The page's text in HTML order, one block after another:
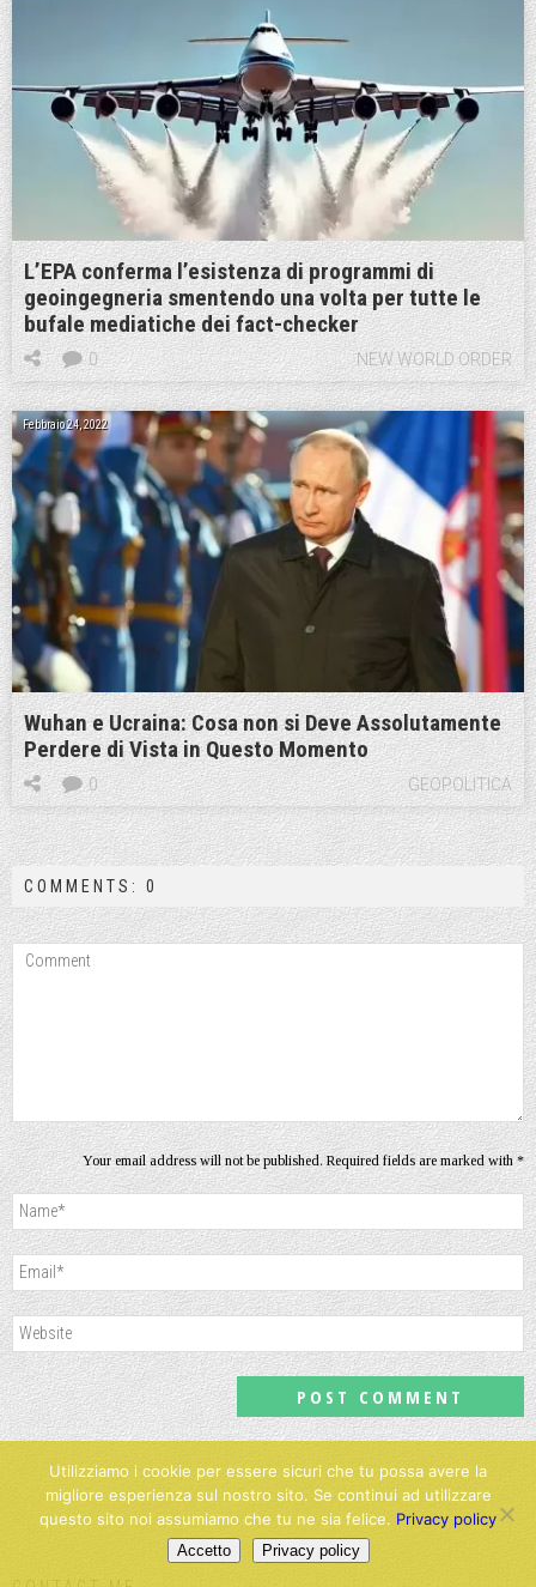
L’EPA conferma l’esistenza di programmi di
geoingegneria smentendo una volta per tutte le
bufale mediatiche dei fact-checker
NEW WORLD ORDER
0
Febbraio 24, 2022
Wuhan e Ucraina: Cosa non si Deve Assolutamente
Perdere di Vista in Questo Momento
GEOPOLITICA
0
COMMENTS: 0
Your email address will not be published. Required fields are marked with *
Utilizziamo i cookie per essere sicuri che tu possa avere la
migliore esperienza sul nostro sito. Se continui ad utilizzare
questo sito noi assumiamo che tu ne sia felice. Privacy policy
Accetto Privacy policy